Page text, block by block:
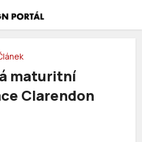
maturitní
Clarendon